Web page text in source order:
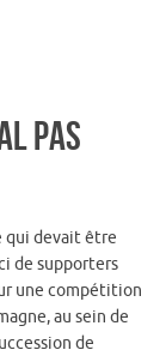
pas
qui devait être
de supporters
une compétition
au sein de
de